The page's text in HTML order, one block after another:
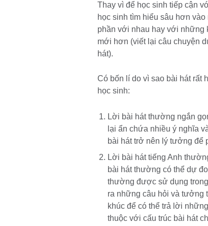
Thay vì để học sinh tiếp cận
học sinh tìm hiểu sâu hơn
phần với nhau hay với những
mới hơn (viết lại câu chuyện
hát).
Có bốn lí do vì sao bài hát rất
học sinh:
Lời bài hát thường ngắn
lại ẩn chứa nhiều ý nghĩa
bài hát trở nên lý tưởng để
Lời bài hát tiếng Anh
bài hát thường có thể dự
thường được sử dụng
ra những câu hỏi và tưởng
khúc để có thể trả lời
thuộc với cấu trúc bài hát